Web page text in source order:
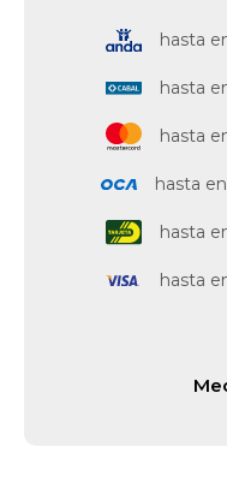
hasta
hasta
hasta
hasta en
hasta
hasta